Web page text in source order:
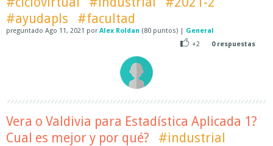
#ayudapls
#facultad
preguntado Ago 11, 2021 por Alex Roldan (80 puntos) | General
+2
0respuestas
Vera o Valdivia para Estadística Aplicada 1?
Cual es mejor y por qué?
#industrial